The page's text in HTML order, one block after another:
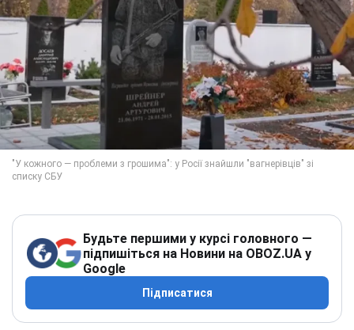
Будьте першими у курсі головного —
підпишіться на Новини на OBOZ.UA у
Google
Підписатися